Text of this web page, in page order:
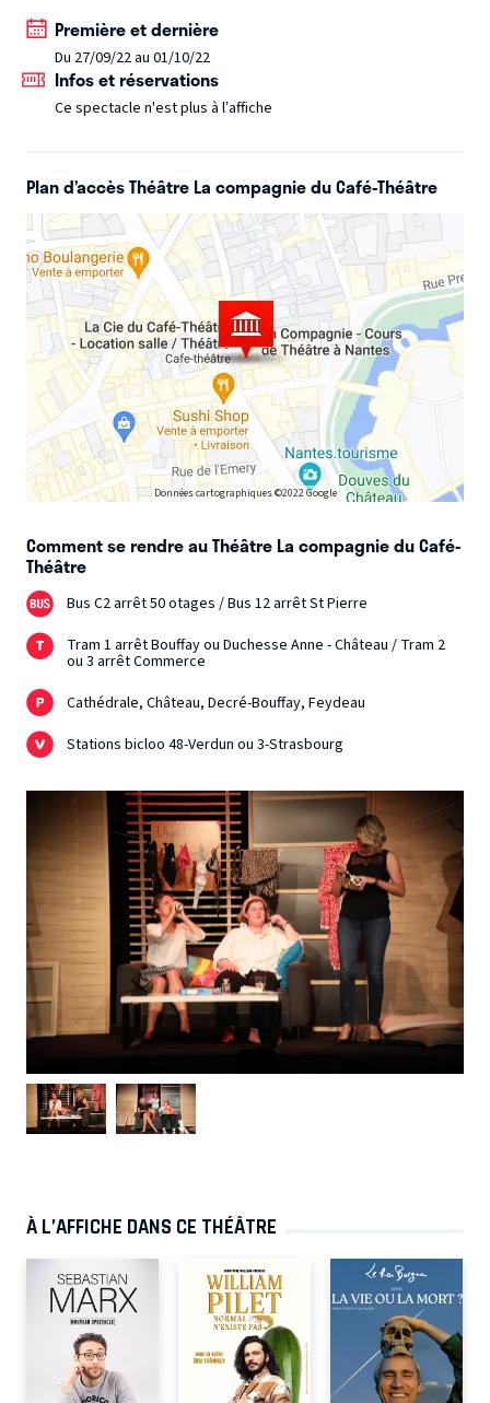
la vie n'est pas aussi glamour qu'une publicité pour l'Oréal.
Aussi différentes soient-elles, elles ont pour notre plus
grand plaisir un énorme point commun : l'autodérision.
Post-it® est une marque enregistrée appartenant à la
Carole Greep - Mise en scène Mathilde Moreau Avec
Stéphanie Meyre, Claire Droyer et Anne-Marie Saint
Loubert Bié. 3 comédiennes exceptionnelles à
découvrir !
Première et dernière
Du 27/09/22 au 01/10/22
Infos et réservations
Ce spectacle n'est plus à l’affiche
Plan d’accès Théâtre La compagnie du Café-Théâtre
Données cartographiques ©2022 Google
Comment se rendre au Théâtre La compagnie du Café-
Théâtre
Bus C2 arrêt 50 otages / Bus 12 arrêt St Pierre
Tram 1 arrêt Bouffay ou Duchesse Anne - Château / Tram 2
ou 3 arrêt Commerce
Cathédrale, Château, Decré-Bouffay, Feydeau
Stations bicloo 48-Verdun ou 3-Strasbourg
À L’AFFICHE DANS CE THÉÂTRE